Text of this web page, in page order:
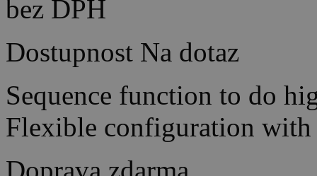
bez DPH
Dostupnost Na dotaz
Sequence function to do
Flexible configuration